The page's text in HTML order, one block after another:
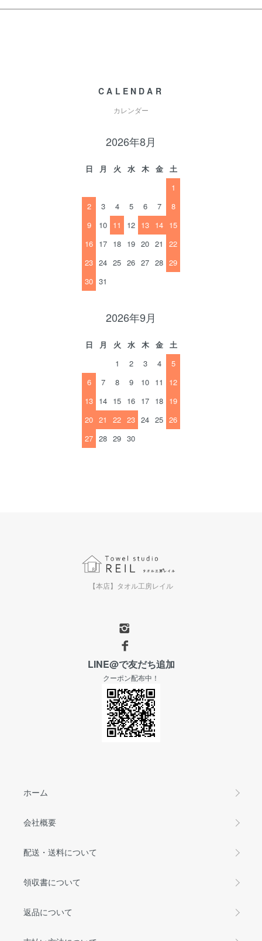
CALENDAR
カレンダー
2026年8月
日 月 火 水 木 金
土
1
2
3 4 5 6 7
8
9
10 11 12 13 14 15
16 17 18 19 20 21
22
23 24 25 26 27 28 29
30 31
2026年9月
日 月 火 水 木 金
土
1
2 3 4
5
6
7 8 9 10 11
12
13 14 15 16 17 18 19
20 21 22 23 24 25 26
27 28 29 30
【本店】タオル工房レイル
LINE@で友だち追加
クーポン配布中！
ホーム
会社概要
配送・送料について
領収書について
返品について